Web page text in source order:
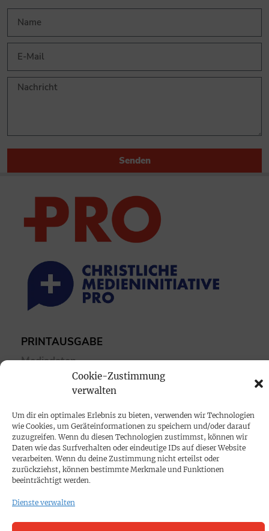
Cookie-Zustimmung
verwalten
Um dir ein optimales Erlebnis zu bieten, verwenden wir Technologien
wie Cookies, um Geräteinformationen zu speichern und/oder darauf
zuzugreifen. Wenn du diesen Technologien zustimmst, können wir
Daten wie das Surfverhalten oder eindeutige IDs auf dieser Website
verarbeiten. Wenn du deine Zustimmung nicht erteilst oder
zurückziehst, können bestimmte Merkmale und Funktionen
beeinträchtigt werden.
Dienste verwalten
Senden
PRINTAUSGABE
Mediadaten
PROKOMPAKT
Impressum
SPENDEN
Datenschutz
KONTAKT
Cookie-Richtlinie